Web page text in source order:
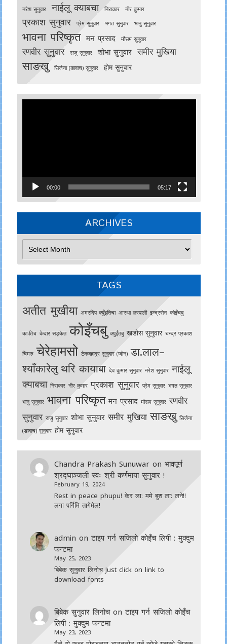
नरेश सुनुवार नाईलू क्याबचा निराकार नीर कुमार
प्रकाश सुनुवार प्रेम सुनुवार भगत सुनुवार भानु सुनुवार
भावना परिष्कृत मन प्रसाद मौसम सुनुवार
रणवीर सुनुवार राजु सुनुवार शोभा सुनुवार समीर मुखिया
साङखु सिर्जना (ङावाच) सुनुवार होम सुनुवार
00:00 05:17
ARCHIVES
TAGS
अतीत मुखीया अमरदिप क्युँइतिचा आस्था लस्पाली इन्द्रसेन काेइँचबु
काःतिच केदार सङ्केत कोइँचबु क्युइँतबु खडोस सुनुवार चन्द्र प्रकाश
चिमरु चेरेहामसो टेकबहादुर सुनुवार (जोन) डा.लाल–
श्याँकारेलु थरि कायाबा देव कुमार सुनुवार नरेश सुनुवार नाईलू
क्याबचा निराकार नीर कुमार प्रकाश सुनुवार प्रेम सुनुवार भगत सुनुवार
भानु सुनुवार भावना परिष्कृत मन प्रसाद मौसम सुनुवार रणवीर
सुनुवार राजु सुनुवार शोभा सुनुवार समीर मुखिया साङखु सिर्जना
(ङावाच) सुनुवार होम सुनुवार
Chandra Prakash Sunuwar onभावपूर्ण
श्रद्घाञ्जली स्वः श्री कर्णमाया सुनुवार !
February 19, 2024
Rest in peace phupu! केर ला: ममे बुश ला: लने!!
लगा पर्गिमि तागेमेल!
admin onटाइप गर्न सजिलाे काेइँच लिपी : मुक्दुम
फन्टमा
May 25, 2023
बिबेक सुनुवार लिनोच Just click on link to
download fonts
बिबेक सुनुवार लिनोचonटाइप गर्न सजिलाे काेइँच
लिपी : मुक्दुम फन्टमा
May 23, 2023